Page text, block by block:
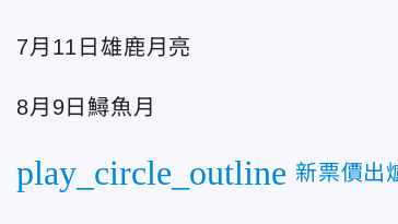
7月11日雄鹿月亮
8月9日鱘魚月
play_circle_outline 新票價出